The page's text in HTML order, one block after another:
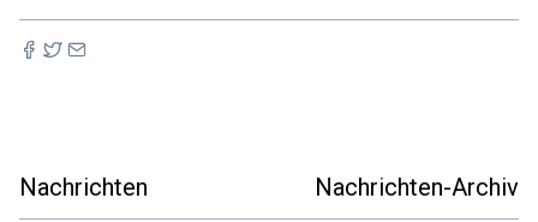
Nachrichten Nachrichten-Archiv